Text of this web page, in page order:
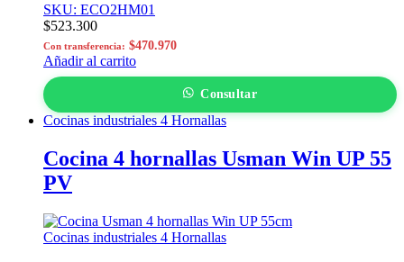
SKU: ECO2HM01
$523.300
Con transferencia: $470.970
Añadir al carrito
Consultar
Cocinas industriales 4 Hornallas
Cocina 4 hornallas Usman Win UP 55
PV
Cocinas industriales 4 Hornallas